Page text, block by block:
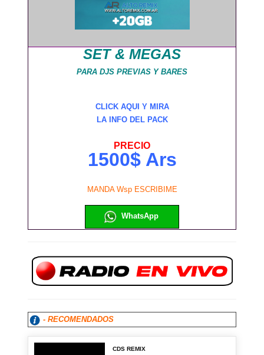
SET & MEGAS
PARA DJS PREVIAS Y BARES
CLICK AQUI Y MIRA
LA INFO DEL PACK
PRECIO
1500$ Ars
MANDA Wsp ESCRIBIME
WhatsApp
- RECOMENDADOS
CDS REMIX